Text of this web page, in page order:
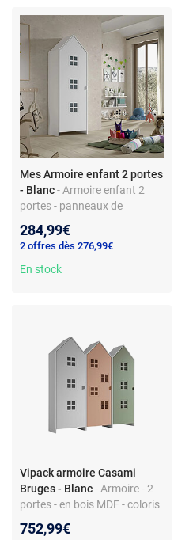
Mes Armoire enfant 2 portes
- Blanc- Armoire enfant 2
portes - panneaux de
design
284,99€
2 offres dès 276,99€
En stock
Vipack armoire Casami
Bruges - Blanc- Armoire - 2
portes - en bois MDF - coloris
752,99€